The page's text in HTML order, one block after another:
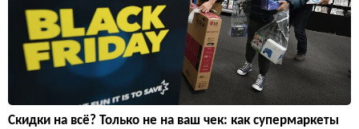
Скидки на всё? Только не на ваш чек: как супермаркеты